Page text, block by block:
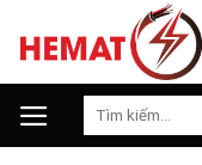
đến
dung
Tìm